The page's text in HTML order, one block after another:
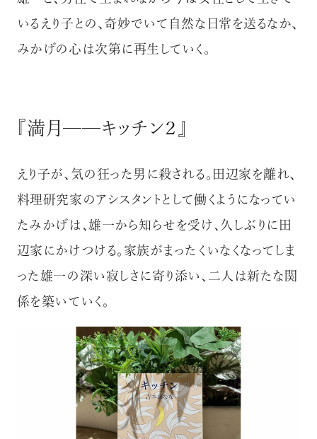
いるえり子との、奇妙でいて自然な日常を送るなか、
みかげの心は次第に再生していく。
『満月──キッチン２』
えり子が、気の狂った男に殺される。田辺家を離れ、
料理研究家のアシスタントとして働くようになってい
たみかげは、雄一から知らせを受け、久しぶりに田
辺家にかけつける。家族がまったくいなくなってしま
った雄一の深い寂しさに寄り添い、二人は新たな関
係を築いていく。